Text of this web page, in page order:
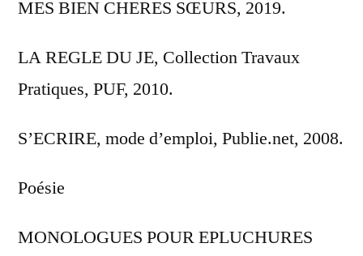
MES BIEN CHERES SŒURS, 2019.
LA REGLE DU JE, Collection Travaux
Pratiques, PUF, 2010.
S’ECRIRE, mode d’emploi, Publie.net, 2008.
Poésie
MONOLOGUES POUR EPLUCHURES